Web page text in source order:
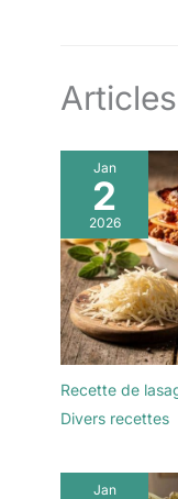
Jan
2
2026
Recette de
Divers recettes
Jan